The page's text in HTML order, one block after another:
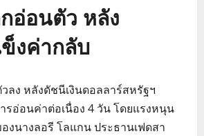
อ่อนตัว หลัง
งค่ากลับ
ลง หลังดัชนีเงินดอลลาร์สหรัฐฯ
รอ่อนค่าต่อเนื่อง 4 วัน โดยแรงหนุน
งนางลอรี โลแกน ประธานเฟดสา